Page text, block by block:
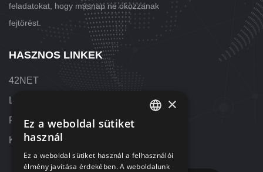
feladatokat, hogy másnap ne okozzanak
fejtörést.
HASZNOS LINKEK
42NET
Letöltések
Referenciák
Kapcsolat
×
Ez a weboldal sütiket
használ
Ez a weboldal sütiket használ a felhasználói
élmény javítása érdekében. A weboldalunk